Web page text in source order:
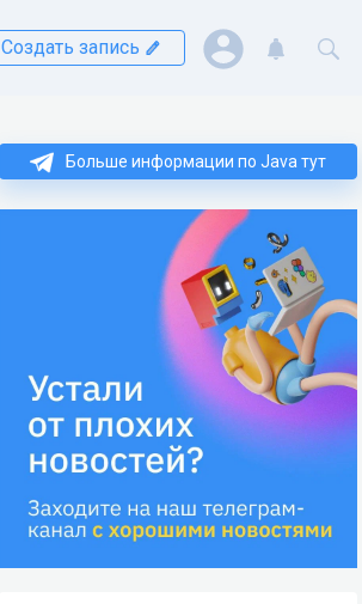
Создать запись
Больше информации по Java тут